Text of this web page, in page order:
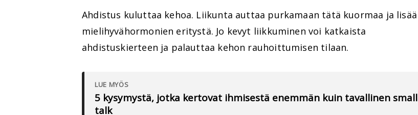
Ahdistus kuluttaa kehoa. Liikunta auttaa purkamaan tätä kuormaa ja lisää
mielihyvähormonien eritystä. Jo kevyt liikkuminen voi katkaista
ahdistuskierteen ja palauttaa kehon rauhoittumisen tilaan.
LUE MYÖS
5 kysymystä, jotka kertovat ihmisestä enemmän kuin tavallinen small
talk